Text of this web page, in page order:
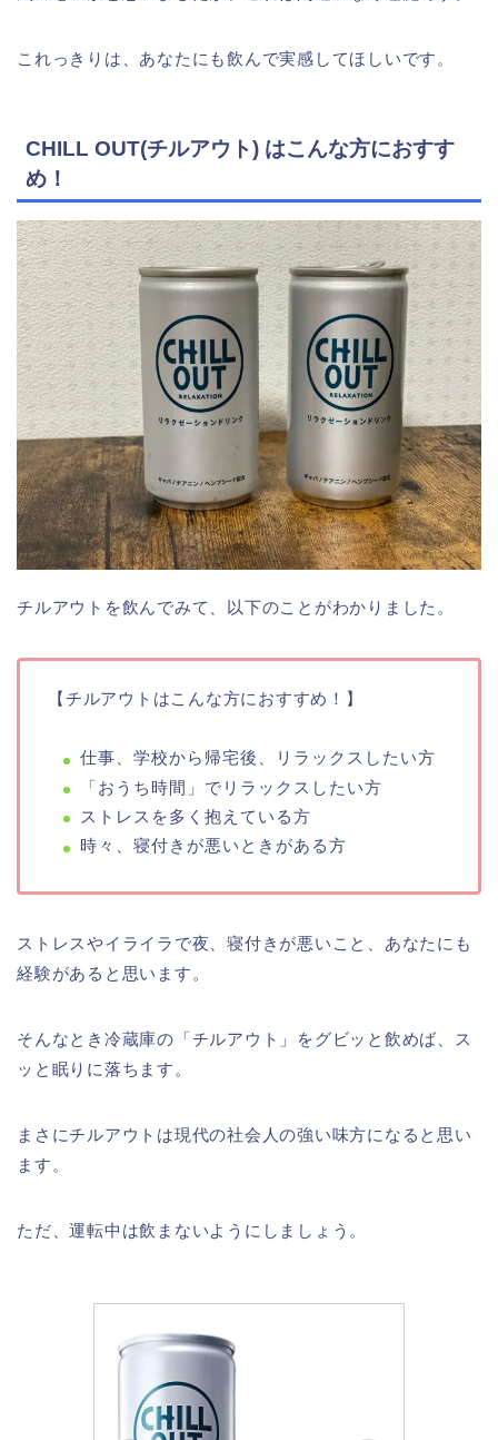
これっきりは、あなたにも飲んで実感してほしいです。
CHILL OUT(チルアウト) はこんな方におすす
め！
チルアウトを飲んでみて、以下のことがわかりました。
【チルアウトはこんな方におすすめ！】
仕事、学校から帰宅後、リラックスしたい方
「おうち時間」でリラックスしたい方
ストレスを多く抱えている方
時々、寝付きが悪いときがある方
ストレスやイライラで夜、寝付きが悪いこと、あなたにも
経験があると思います。
そんなとき冷蔵庫の「チルアウト」をグビッと飲めば、ス
ッと眠りに落ちます。
まさにチルアウトは現代の社会人の強い味方になると思い
ます。
ただ、運転中は飲まないようにしましょう。